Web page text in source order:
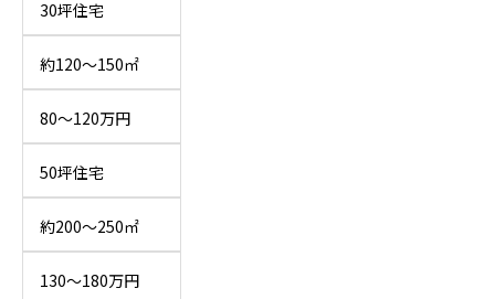
30坪住宅
約120〜150㎡
80〜120万円
50坪住宅
約200〜250㎡
130〜180万円